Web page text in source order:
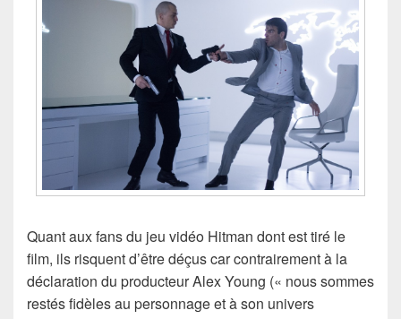
Quant aux fans du jeu vidéo Hitman dont est tiré le
film, ils risquent d’être déçus car contrairement à la
déclaration du producteur Alex Young (« nous sommes
restés fidèles au personnage et à son univers